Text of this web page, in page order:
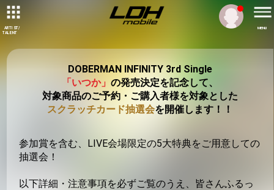
ARTIST/
TALENT
MENU
DOBERMAN INFINITY 3rd Single
「いつか」の発売決定を記念して、
対象商品のご予約・ご購入者様を対象とした
スクラッチカード抽選会を開催します！！
参加賞を含む、LIVE会場限定の5大特典をご用意しての
抽選会！
以下詳細・注意事項を必ずご覧のうえ、皆さんふるっ